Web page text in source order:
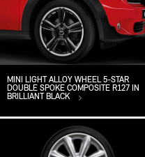
MINI LIGHT ALLOY WHEEL 5-STAR
DOUBLE SPOKE COMPOSITE R127 IN
BRILLIANT BLACK